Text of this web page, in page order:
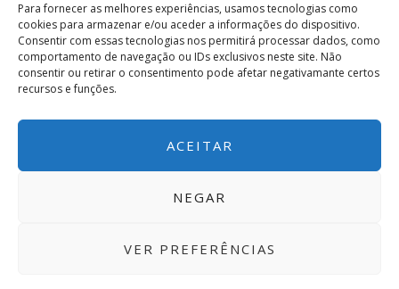
Para fornecer as melhores experiências, usamos tecnologias como
cookies para armazenar e/ou aceder a informações do dispositivo.
Consentir com essas tecnologias nos permitirá processar dados, como
comportamento de navegação ou IDs exclusivos neste site. Não
consentir ou retirar o consentimento pode afetar negativamante certos
recursos e funções.
ACEITAR
NEGAR
VER PREFERÊNCIAS